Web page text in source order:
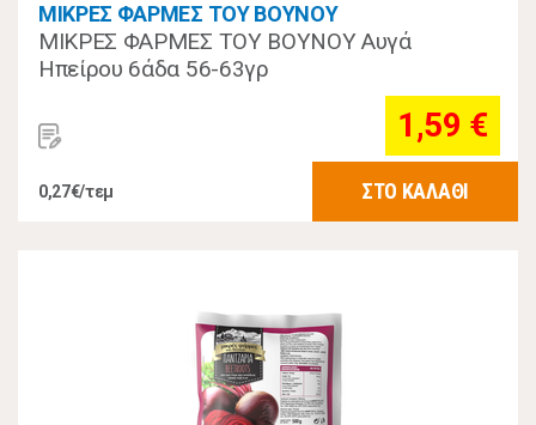
ΜΙΚΡΕΣ ΦΑΡΜΕΣ ΤΟΥ ΒΟΥΝΟΥ
ΜΙΚΡΕΣ ΦΑΡΜΕΣ ΤΟΥ ΒΟΥΝΟΥ Αυγά
Ηπείρου 6άδα 56-63γρ
1,59 €
0,27€/τεμ ΣΤΟ ΚΑΛΑΘΙ